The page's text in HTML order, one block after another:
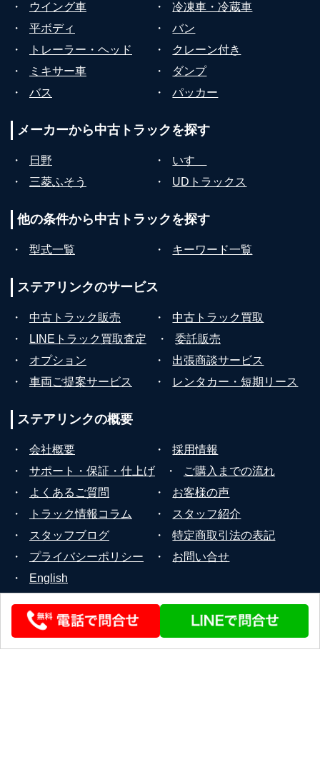
・ ウイング車 ・
冷凍車・冷蔵車
・
平ボディ ・
バン
・
トレーラー・ヘッド ・
クレーン付き
・
ミキサー車 ・
ダンプ
・
バス ・ パッカー
メーカーから中古トラックを探す
・ 日野 ・
いすゞ
・
三菱ふそう ・ UDトラックス
他の条件から中古トラックを探す
・ 型式一覧 ・ キーワード一覧
ステアリンクのサービス
・ 中古トラック販売 ・
中古トラック買取
・
LINEトラック買取査定 ・
委託販売
・
オプション ・
出張商談サービス
・
車両ご提案サービス ・ レンタカー・短期リース
ステアリンクの概要
・ 会社概要 ・
採用情報
・
サポート・保証・仕上げ ・
ご購入までの流れ
・
よくあるご質問 ・
お客様の声
・
トラック情報コラム ・
スタッフ紹介
・
スタッフブログ ・
特定商取引法の表記
・
プライバシーポリシー ・
お問い合せ
・
English
© 2026 STEERLINK Co.,Ltd